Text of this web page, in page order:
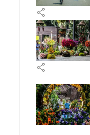
share
share